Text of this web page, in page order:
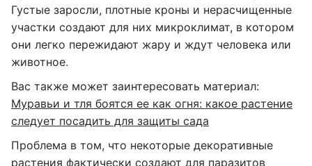
Густые заросли, плотные кроны и нерасчищенные
участки создают для них микроклимат, в котором
они легко пережидают жару и ждут человека или
животное.
Вас также может заинтересовать материал:
Муравьи и тля боятся ее как огня: какое растение
следует посадить для защиты сада
Проблема в том, что некоторые декоративные
растения фактически создают для паразитов